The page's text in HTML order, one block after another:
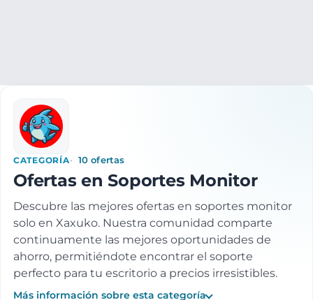
CATEGORÍA 10 ofertas
Ofertas en Soportes Monitor
Descubre las mejores ofertas en soportes monitor
solo en Xaxuko. Nuestra comunidad comparte
continuamente las mejores oportunidades de
ahorro, permitiéndote encontrar el soporte
perfecto para tu escritorio a precios irresistibles.
Más información sobre esta categoría